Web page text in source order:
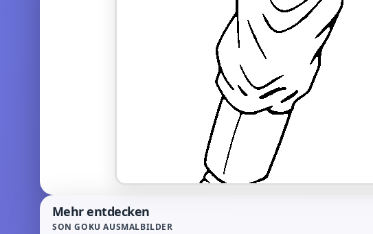
Mehr entdecken
SON GOKU AUSMALBILDER